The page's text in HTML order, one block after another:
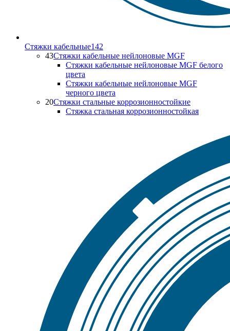
Стяжки кабельные142
43Стяжки кабельные нейлоновые MGF
Стяжки кабельные нейлоновые MGF белого
цвета
Стяжки кабельные нейлоновые MGF
черного цвета
20Стяжки стальные коррозионностойкие
Стяжка стальная коррозионностойкая